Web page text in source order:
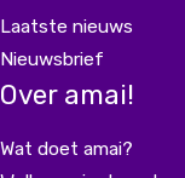
Laatste nieuws
Nieuwsbrief
Over amai!
Wat doet amai?